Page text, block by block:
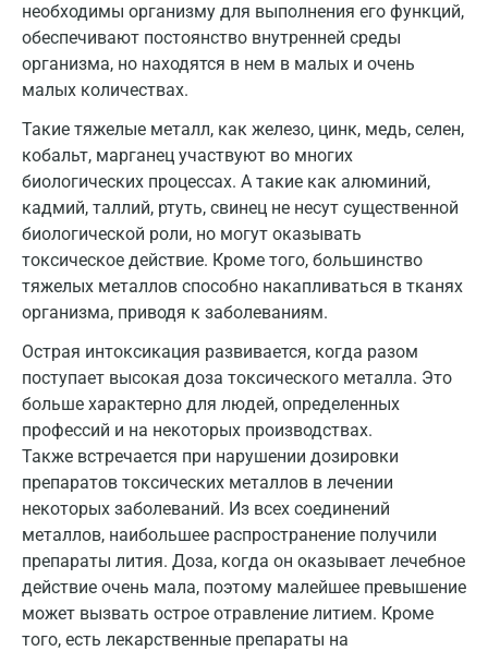
необходимы организму для выполнения его функций,
обеспечивают постоянство внутренней среды
организма, но находятся в нем в малых и очень
малых количествах.
Такие тяжелые металл, как железо, цинк, медь, селен,
кобальт, марганец участвуют во многих
биологических процессах. А такие как алюминий,
кадмий, таллий, ртуть, свинец не несут существенной
биологической роли, но могут оказывать
токсическое действие. Кроме того, большинство
тяжелых металлов способно накапливаться в тканях
организма, приводя к заболеваниям.
Острая интоксикация развивается, когда разом
поступает высокая доза токсического металла. Это
больше характерно для людей, определенных
профессий и на некоторых производствах.
Также встречается при нарушении дозировки
препаратов токсических металлов в лечении
некоторых заболеваний. Из всех соединений
металлов, наибольшее распространение получили
препараты лития. Доза, когда он оказывает лечебное
действие очень мала, поэтому малейшее превышение
может вызвать острое отравление литием. Кроме
того, есть лекарственные препараты на
Домодедово
Екатеринбург
Жуковский
Звенигород
Зеленоград
Ивантеевка
Истра
Йошкар-Ола
Калининград
Калуга
Кемерово
Ковров
Коломна